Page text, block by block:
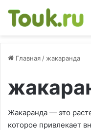
Главная / жакаранда
Жакаранда — это
которое привлекает